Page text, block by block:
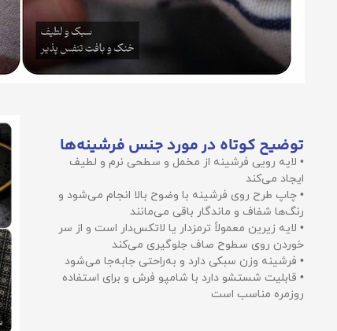
توضیح کوتاه در مورد جنس فرشینه‌ها
• لایه رویی فرشینه از مخمل و سطحی نرم و لطیف
ایجاد می‌کند
• چاپ طرح روی فرشینه با وضوح بالا انجام می‌شود و
رنگ‌ها شفاف و ماندگار باقی می‌مانند
• لایه زیرین معمولاً ترمزدار یا لاتکس‌دار است و از سر
خوردن روی سطوح صاف جلوگیری می‌کند
• فرشینه وزن سبکی دارد و به‌راحتی جابه‌جا می‌شود
• قابلیت شستشو دارد با شامپو فرش و برای استفاده
روزمره مناسب است